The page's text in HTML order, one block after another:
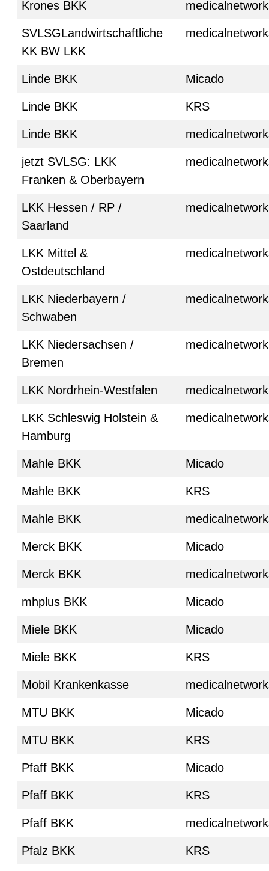
Krones BKK
SVLSGLandwirtschaftliche
KK BW LKK
Linde BKK Micado
Linde BKK KRS
Linde BKK
jetzt SVLSG: LKK
Franken & Oberbayern
LKK Hessen / RP /
Saarland
LKK Mittel &
Ostdeutschland
LKK Niederbayern /
Schwaben
LKK Niedersachsen /
Bremen
LKK Nordrhein-Westfalen
LKK Schleswig Holstein &
Hamburg
Mahle BKK Micado
Mahle BKK KRS
Mahle BKK
Merck BKK Micado
Merck BKK
mhplus BKK Micado
Miele BKK Micado
Miele BKK KRS
Mobil Krankenkasse
MTU BKK Micado
MTU BKK KRS
Pfaff BKK Micado
Pfaff BKK KRS
Pfaff BKK
Pfalz BKK KRS